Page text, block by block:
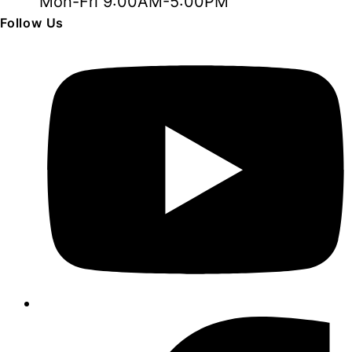
Follow Us